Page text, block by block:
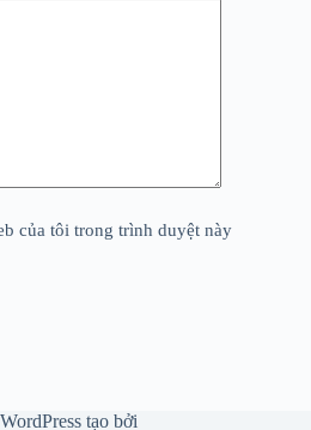
của tôi trong trình duyệt này
tạo bởi